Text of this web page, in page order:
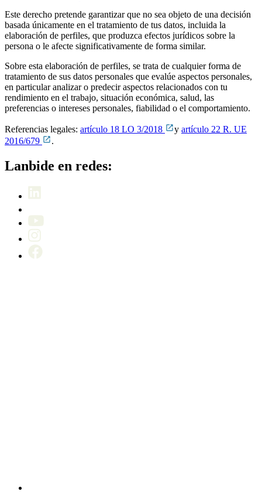
Este derecho pretende garantizar que no sea objeto de una decisión
basada únicamente en el tratamiento de tus datos, incluida la
elaboración de perfiles, que produzca efectos jurídicos sobre la
persona o le afecte significativamente de forma similar.
Sobre esta elaboración de perfiles, se trata de cualquier forma de
tratamiento de sus datos personales que evalúe aspectos personales,
en particular analizar o predecir aspectos relacionados con tu
rendimiento en el trabajo, situación económica, salud, las
preferencias o intereses personales, fiabilidad o el comportamiento.
Referencias legales: artículo 18 LO 3/2018 y artículo 22 R. UE
2016/679
.
Lanbide en redes: